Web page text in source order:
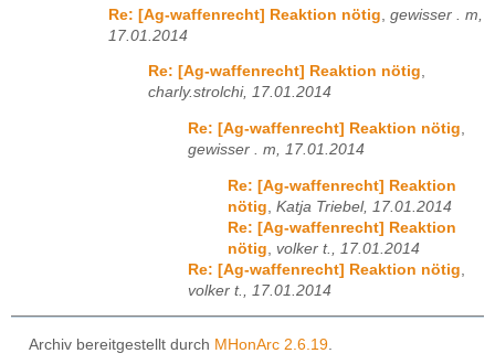
Re: [Ag-waffenrecht] Reaktion nötig gewisser . m,
17.01.2014
Re: [Ag-waffenrecht] Reaktion nötig,
charly.strolchi, 17.01.2014
Re: [Ag-waffenrecht] Reaktion nötig
gewisser . m, 17.01.2014
Re: [Ag-waffenrecht] Reaktion
nötig Katja Triebel, 17.01.2014
Re: [Ag-waffenrecht] Reaktion
nötig volker t., 17.01.2014
Re: [Ag-waffenrecht] Reaktion nötig
volker t., 17.01.2014
Archiv bereitgestellt durch MHonArc 2.6.19